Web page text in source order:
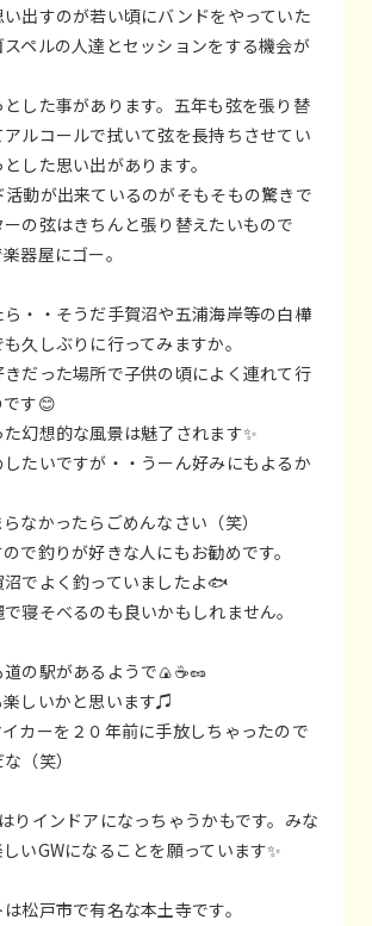
出すのが若い頃にバンドをやっていた
ペルの人達とセッションをする機会が
した事があります。五年も弦を張り替
ルコールで拭いて弦を長持ちさせてい
した思い出があります。
動が出来ているのがそもそもの驚きで
の弦はきちんと張り替えたいもので
器屋にゴー。
・・そうだ手賀沼や五浦海岸等の白樺
久しぶりに行ってみますか。
だった場所で子供の頃によく連れて行
す😊
幻想的な風景は魅了されます✨
たいですが・・うーん好みにもよるか
なかったらごめんなさい（笑）
で釣りが好きな人にもお勧めです。
でよく釣っていましたよ🐟
寝そべるのも良いかもしれません。
の駅があるようで🍙☕🥜
しいかと思います♫
カーを２０年前に手放しちゃったので
（笑）
りインドアになっちゃうかもです。みな
いGWになることを願っています✨
松戸市で有名な本土寺です。